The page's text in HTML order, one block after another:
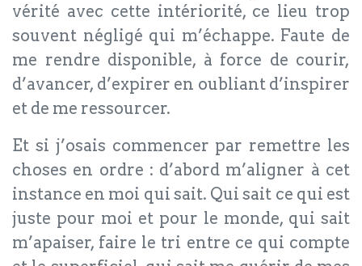
vérité avec cette intériorité, ce lieu trop
souvent négligé qui m’échappe. Faute de
me rendre disponible, à force de courir,
d’avancer, d’expirer en oubliant d’inspirer
et de me ressourcer.
Et si j’osais commencer par remettre les
choses en ordre : d’abord m’aligner à cet
instance en moi qui sait. Qui sait ce qui est
juste pour moi et pour le monde, qui sait
m’apaiser, faire le tri entre ce qui compte